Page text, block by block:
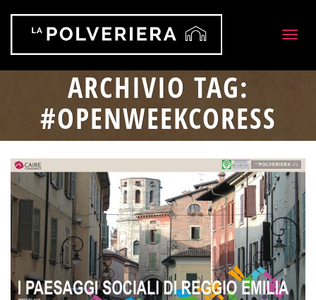
ARCHIVIO TAG:
#OPENWEEKCORESS